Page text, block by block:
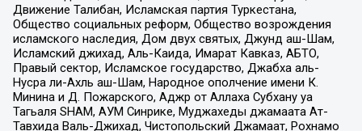
Движение Талибан, Исламская партия Туркестана,
Общество социальных реформ, Общество возрождения
исламского наследия, Дом двух святых, Джунд аш-Шам,
Исламский джихад, Аль-Каида, Имарат Кавказ, АБТО,
Правый сектор, Исламское государство, Джабха аль-
Нусра ли-Ахль аш-Шам, Народное ополчение имени К.
Минина и Д. Пожарского, Аджр от Аллаха Субхану уа
Тагьаля SHAM, АУМ Синрике, Муджахеды джамаата Ат-
Тавхида Валь-Джихад, Чистопольский Джамаат, Рохнамо